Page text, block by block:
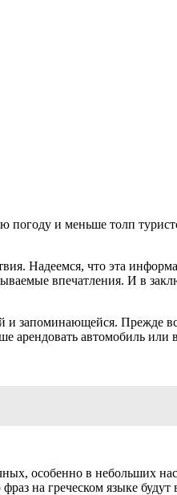
погоду и меньше толп
Надеемся, что эта
впечатления. И в
и запоминающейся. Прежде
арендовать автомобиль или
особенно в небольших
на греческом языке будут